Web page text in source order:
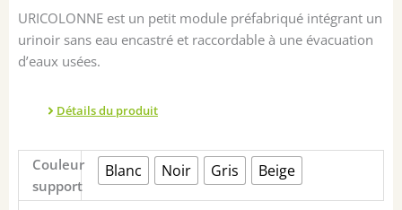
URICOLONNE est un petit module préfabriqué intégrant un
urinoir sans eau encastré et raccordable à une évacuation
d’eaux usées.
Détails du produit
Couleur
support
Blanc Noir Gris Beige
quantité
Mobilier